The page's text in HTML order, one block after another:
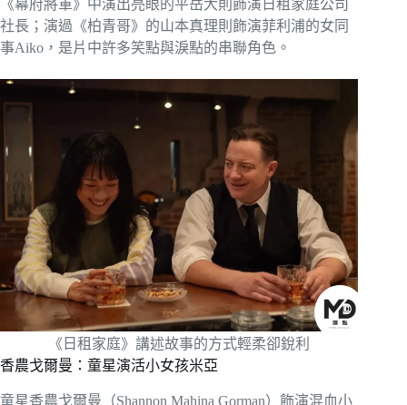
《幕府將軍》中演出亮眼的平岳大則飾演日租家庭公司
社長；演過《柏青哥》的山本真理則飾演菲利浦的女同
事Aiko，是片中許多笑點與淚點的串聯角色。
《日租家庭》講述故事的方式輕柔卻銳利
香農戈爾曼：童星演活小女孩米亞
童星香農戈爾曼（Shannon Mahina Gorman）飾演混血小